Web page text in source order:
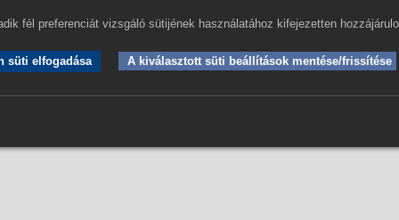
fél preferenciát vizsgáló sütijének használatához kifejezetten
A kiválasztott süti beállítások mentése/frissítése
süti elfogadása